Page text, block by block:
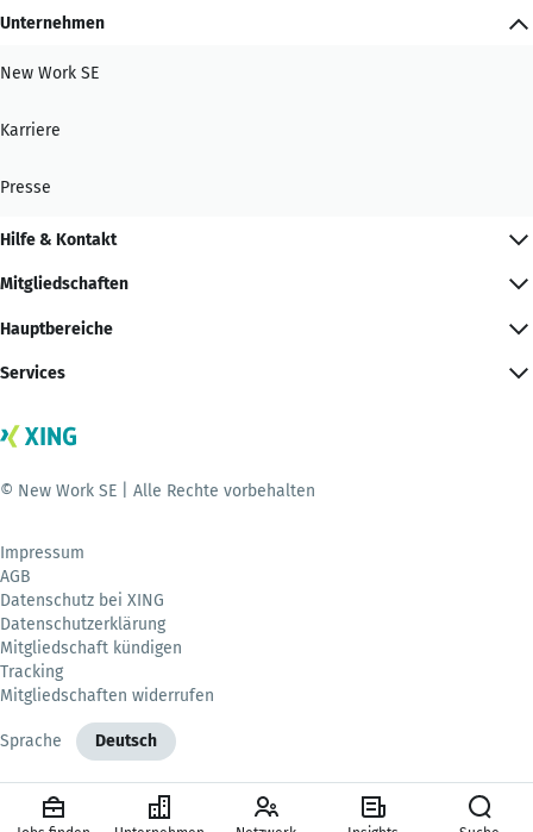
Unternehmen
New Work SE
Karriere
Presse
Hilfe & Kontakt
Mitgliedschaften
Hauptbereiche
Services
© New Work SE | Alle Rechte vorbehalten
Impressum
AGB
Datenschutz bei XING
Datenschutzerklärung
Mitgliedschaft kündigen
Tracking
Mitgliedschaften widerrufen
Sprache Deutsch